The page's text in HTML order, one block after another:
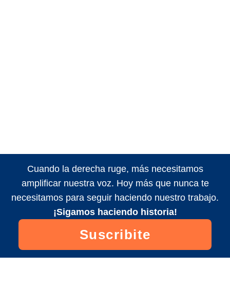
Cuando la derecha ruge, más necesitamos
amplificar nuestra voz. Hoy más que nunca te
necesitamos para seguir haciendo nuestro trabajo.
¡Sigamos haciendo historia!
Suscribite